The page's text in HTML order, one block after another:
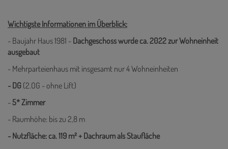
Wichtigste Informationen im Überblick:
- Baujahr Haus 1981 - Dachgeschoss wurde ca. 2022 zur Wohneinheit
ausgebaut
- Mehrparteienhaus mit insgesamt nur 4 Wohneinheiten
- DG (2.OG - ohne Lift)
-5* Zimmer
- Raumhöhe: bis zu 2,8 m
- Nutzfläche: ca. 119 m² + Dachraum als Staufläche